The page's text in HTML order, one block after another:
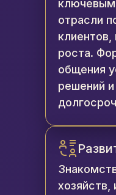
отрасли
клиентов,
роста.
общения
решений
хозяйств,